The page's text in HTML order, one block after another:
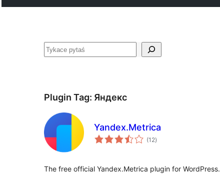
Pytaś
Plugin Tag: Яндекс
Yandex.Metrica
(12total
ratings
)
The free official Yandex.Metrica plugin for WordPress.